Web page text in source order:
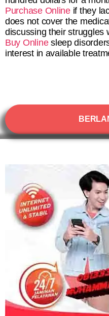
Purchase Onlineif they
does not cover the
discussing their struggles
Buy Onlinesleep
interest in available